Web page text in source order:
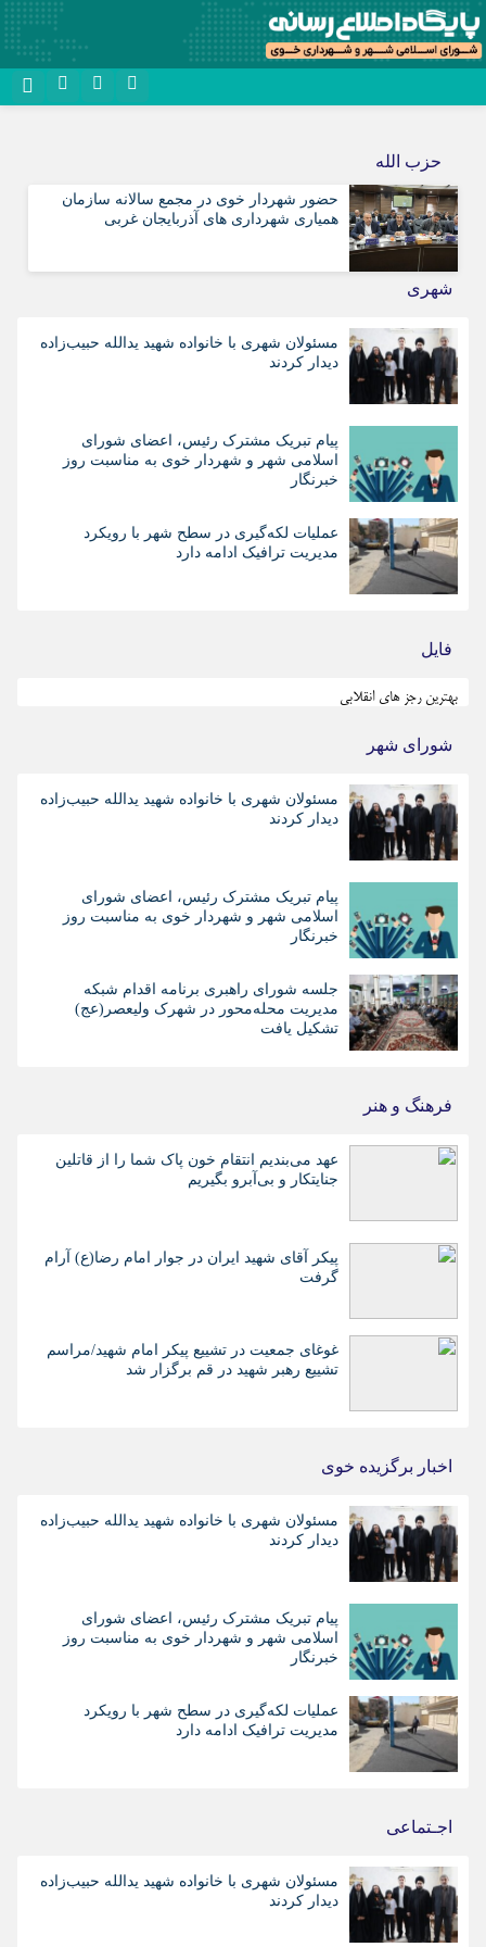
سروش
ایتا
آپارات
اپلیکیشن
رمز عبور
مرا به خاطر بسپار
حزب الله
حضور شهردار خوی در مجمع سالانه سازمان
همیاری شهرداری های آذربایجان غربی
شهری
مسئولان شهری با خانواده شهید یدالله حبیب‌زاده
دیدار کردند
پیام تبریک مشترک رئیس، اعضای شورای
اسلامی شهر و شهردار خوی به مناسبت روز
خبرنگار
عملیات لکه‌گیری در سطح شهر با رویکرد
مدیریت ترافیک ادامه دارد
فایل
بهترین رجز های انقلابی
شورای شهر
مسئولان شهری با خانواده شهید یدالله حبیب‌زاده
دیدار کردند
پیام تبریک مشترک رئیس، اعضای شورای
اسلامی شهر و شهردار خوی به مناسبت روز
خبرنگار
جلسه شورای راهبری برنامه اقدام شبکه
مدیریت محله‌محور در شهرک ولیعصر(عج)
تشکیل یافت
فرهنگ و هنر
عهد می‌بندیم انتقام خون پاک شما را از قاتلین
جنایتکار و بی‌آبرو بگیریم
پیکر آقای شهید ایران در جوار امام رضا(ع) آرام
گرفت
غوغای جمعیت در تشییع پیکر امام شهید/مراسم
تشییع رهبر شهید در قم برگزار شد
اخبار برگزیده خوی
مسئولان شهری با خانواده شهید یدالله حبیب‌زاده
دیدار کردند
پیام تبریک مشترک رئیس، اعضای شورای
اسلامی شهر و شهردار خوی به مناسبت روز
خبرنگار
عملیات لکه‌گیری در سطح شهر با رویکرد
مدیریت ترافیک ادامه دارد
اجـتماعی
مسئولان شهری با خانواده شهید یدالله حبیب‌زاده
دیدار کردند